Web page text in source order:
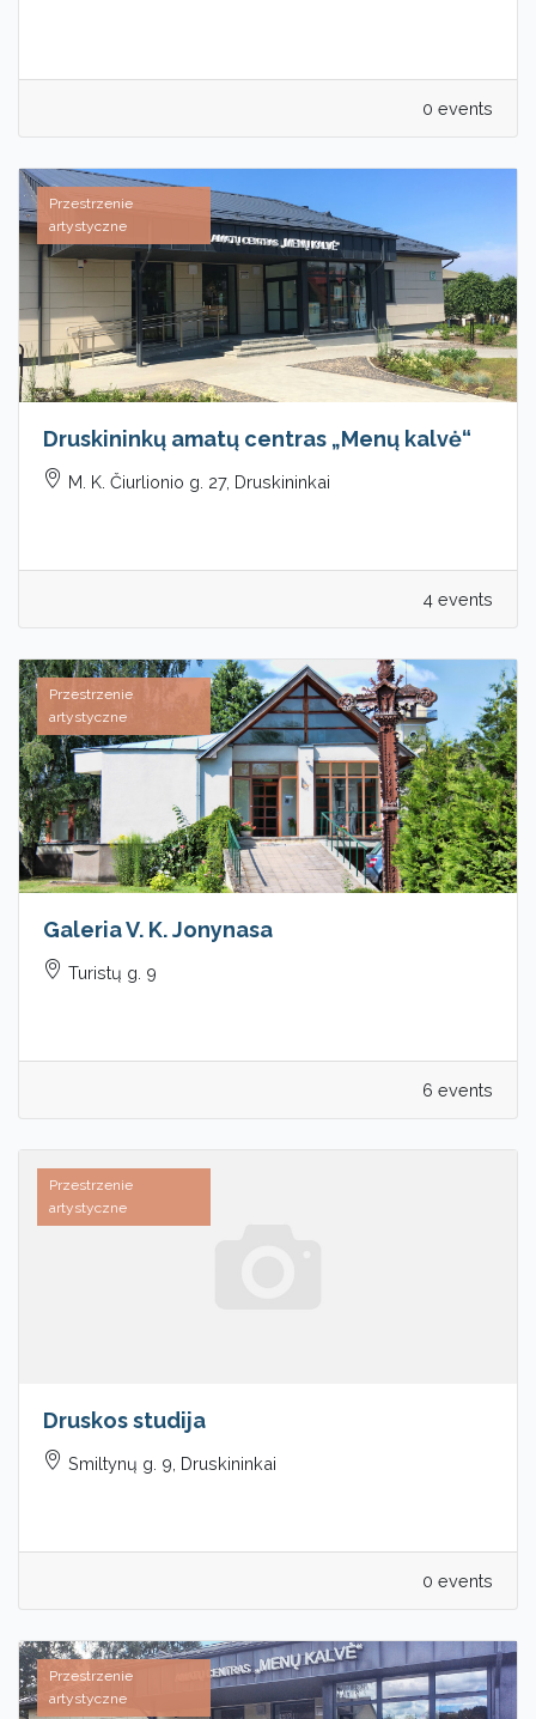
0 events
Przestrzenie
artystyczne
Druskininkų amatų centras „Menų kalvė“
M. K. Čiurlionio g. 27, Druskininkai
4 events
Przestrzenie
artystyczne
Galeria V. K. Jonynasa
Turistų g. 9
6 events
Przestrzenie
artystyczne
Druskos studija
Smiltynų g. 9, Druskininkai
0 events
Przestrzenie
artystyczne